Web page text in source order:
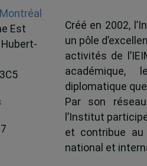
Est
Créé en 2002,
un pôle
activités de
académique,
diplomatique
Par son
l’Institut
et contribue au
national et